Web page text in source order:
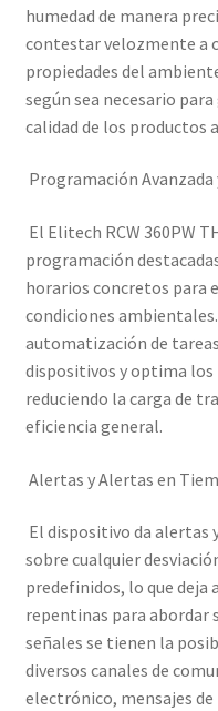
humedad de manera
contestar velozmente a
propiedades del
según sea necesario
calidad de los productos
Programación
El Elitech RCW 360PW
programación
horarios concretos para
condiciones
automatización de
dispositivos y optima los
reduciendo la carga de
eficiencia general.
Alertas y Alertas en
El dispositivo da alertas
sobre cualquier
predefinidos, lo que
repentinas para abordar
señales se tienen la
diversos canales de
electrónico, mensajes